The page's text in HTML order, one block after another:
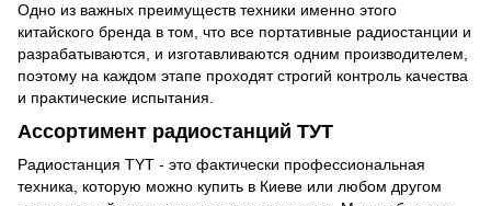
Одно из важных преимуществ техники именно этого
китайского бренда в том, что все портативные радиостанции и
разрабатываются, и изготавливаются одним производителем,
поэтому на каждом этапе проходят строгий контроль качества
и практические испытания.
Ассортимент радиостанций ТУТ
Радиостанция TYT - это фактически профессиональная
техника, которую можно купить в Киеве или любом другом